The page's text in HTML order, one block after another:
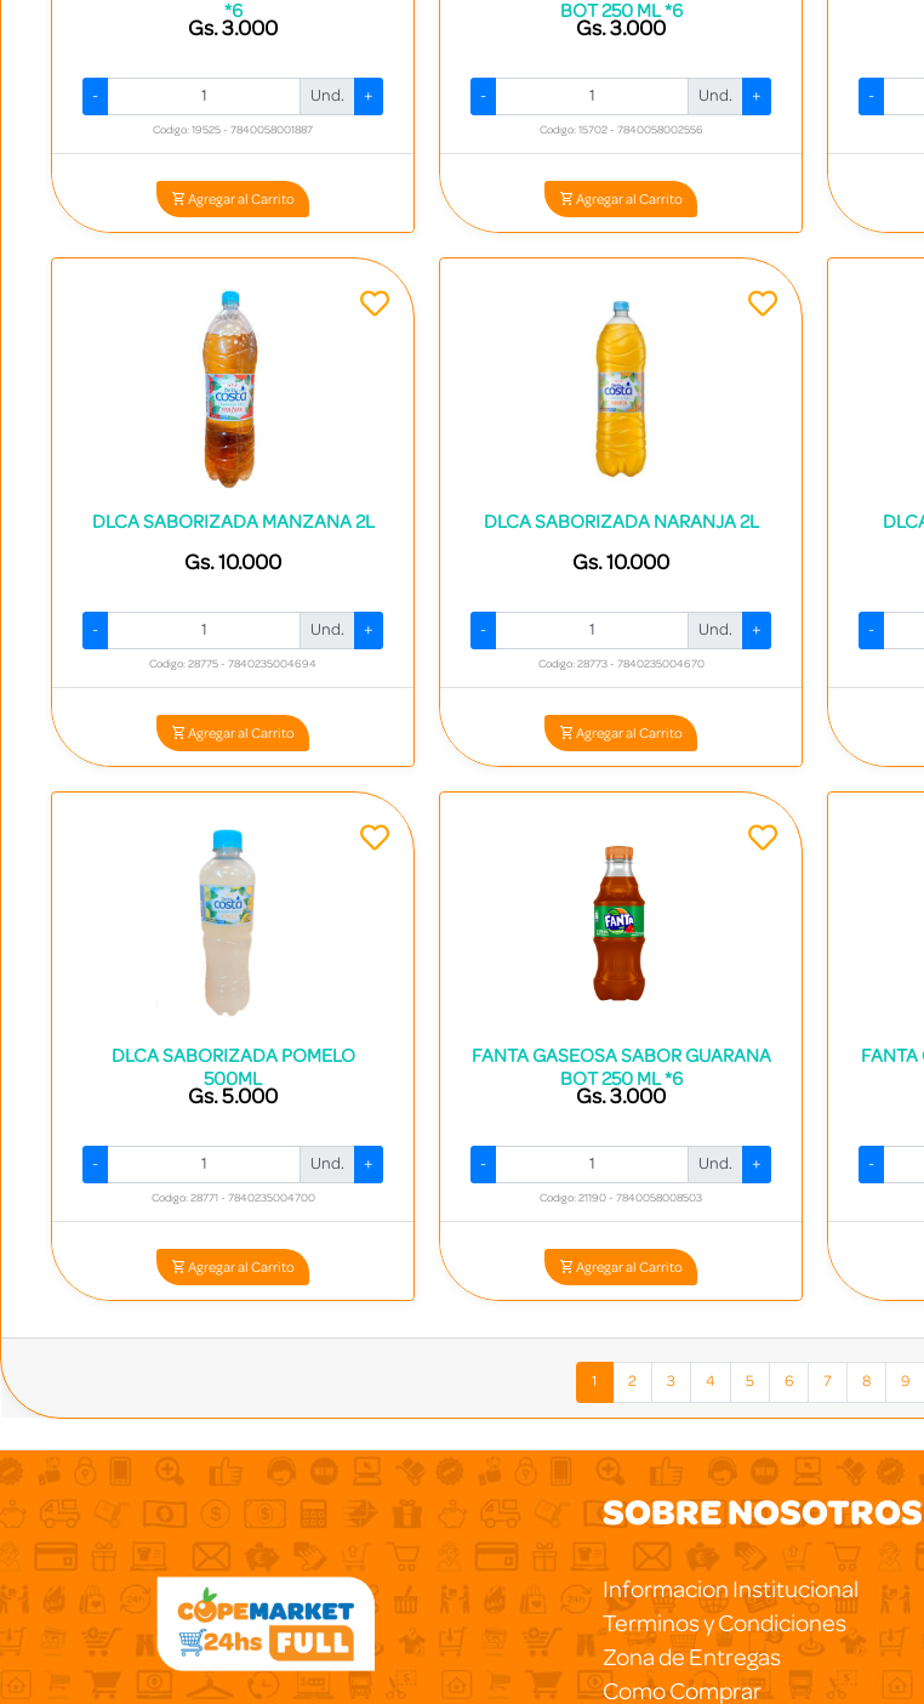
*6
Gs. 3.000
- Und. +
Codigo: 19525 - 7840058001887
Agregar al Carrito
BOT 250 ML *6
Gs. 3.000
- Und. +
Codigo: 15702 - 7840058002556
Agregar al Carrito
-
DLCA SABORIZADA MANZANA 2L
Gs. 10.000
- Und. +
Codigo: 28775 - 7840235004694
Agregar al Carrito
DLCA SABORIZADA NARANJA 2L
Gs. 10.000
- Und. +
Codigo: 28773 - 7840235004670
Agregar al Carrito
-
DLCA SABORIZADA POMELO
500ML
Gs. 5.000
- Und. +
Codigo: 28771 - 7840235004700
Agregar al Carrito
FANTA GASEOSA SABOR GUARANA
BOT 250 ML *6
Gs. 3.000
- Und. +
Codigo: 21190 - 7840058008503
Agregar al Carrito
FANTA
-
1 2 3 4 5 6 7 8 9
SOBRE NOSOTROS
Informacion Institucional
Terminos y Condiciones
Zona de Entregas
Como Comprar